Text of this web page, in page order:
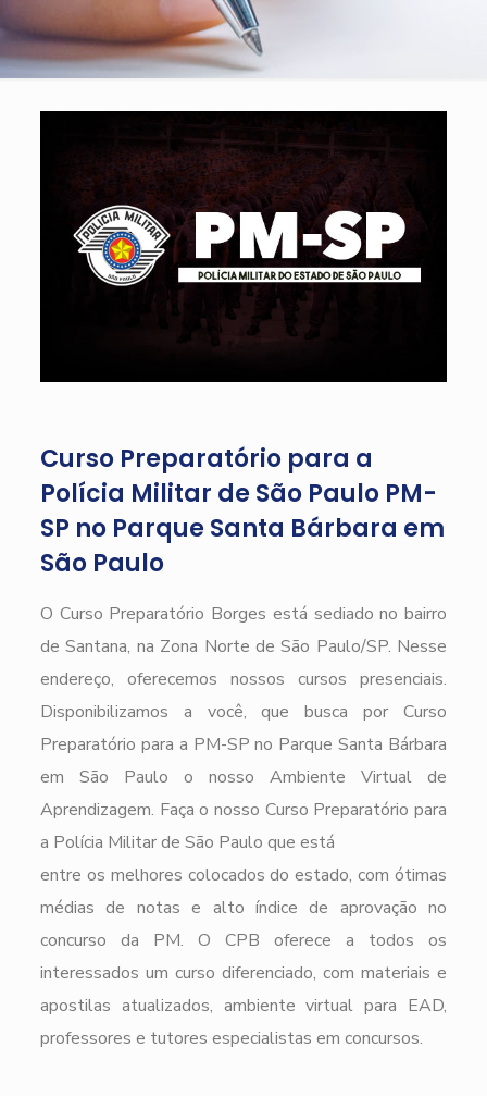
Curso Preparatório para a
Polícia Militar de São Paulo PM-
SP no Parque Santa Bárbara em
São Paulo
O Curso Preparatório Borges está sediado no bairro
de Santana, na Zona Norte de São Paulo/SP. Nesse
endereço, oferecemos nossos cursos presenciais.
Disponibilizamos a você, que busca por Curso
Preparatório para a PM-SP no Parque Santa Bárbara
em São Paulo o nosso Ambiente Virtual de
Aprendizagem. Faça o nosso Curso Preparatório para
a Polícia Militar de São Paulo que está
entre os melhores colocados do estado, com ótimas
médias de notas e alto índice de aprovação no
concurso da PM. O CPB oferece a todos os
interessados um curso diferenciado, com materiais e
apostilas atualizados, ambiente virtual para EAD,
professores e tutores especialistas em concursos.